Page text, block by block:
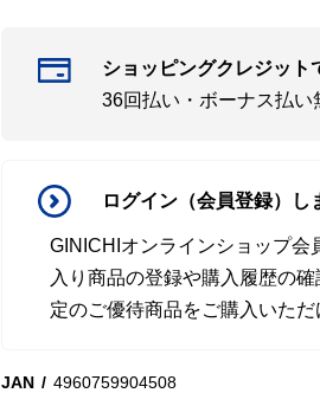
ショッピングクレジット
36回払い・ボーナス払い
ログイン（会員登録）し
GINICHIオンラインショップ会
入り商品の登録や購入履歴の
定のご優待商品をご購入いただ
JAN
4960759904508